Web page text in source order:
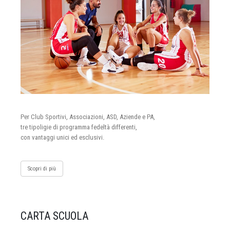
Per Club Sportivi, Associazioni, ASD, Aziende e PA,
tre tipoligie di programma fedeltà differenti,
con vantaggi unici ed esclusivi.
Scopri di più
CARTA SCUOLA